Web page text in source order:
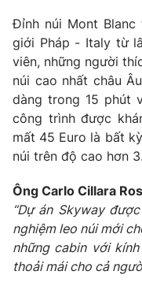
Chất lượng cuộc sống
Tuyển sinh
Học trực tuyến
Công nghệ
Hitech Công nghệ
Sản phẩm
Thị trường
Tư vấn
Giao lưu trực tuyến
Lịch phát sóng
Chuyên mục khác
Emagazine
Photo
Đỉnh núi Mont
giới Pháp - Italy từ
viên, những người
núi cao nhất châu
dàng trong 15 phút
công trình được
mất 45 Euro là bất
núi trên độ cao hơn
Ông Carlo Cillara
“Dự án Skyway
nghiệm leo núi mới
những cabin với
thoải mái cho cả